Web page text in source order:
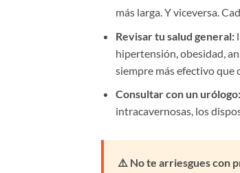
más larga. Y viceversa.
Revisar tu salud general:
hipertensión, obesidad,
siempre más efectivo que
Consultar con un urólogo:
intracavernosas, los
⚠️ No te arriesgues con